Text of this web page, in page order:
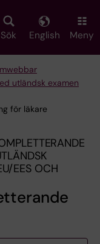
Sök English Meny
utländsk examen
för läkare
EES OCH